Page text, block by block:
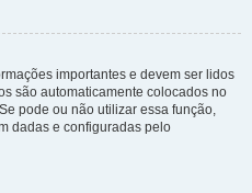
importantes e devem ser lidos
são automaticamente colocados no
pode ou não utilizar essa função,
dadas e configuradas pelo